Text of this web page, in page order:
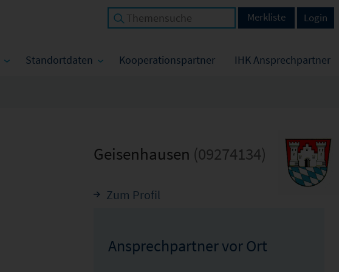
Standortdaten Kooperationspartner IHK Ansprechpartner
Login
Merkliste
Geisenhausen (09274134)
Zum Profil
Ansprechpartner vor Ort